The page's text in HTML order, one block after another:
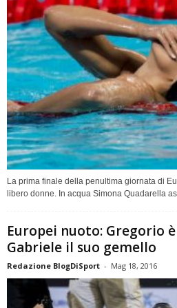
La prima finale della penultima giornata di
libero donne. In acqua Simona Quadarella
Europei nuoto: Gregorio è
Gabriele il suo gemello
Redazione BlogDiSport - Mag 18, 2016